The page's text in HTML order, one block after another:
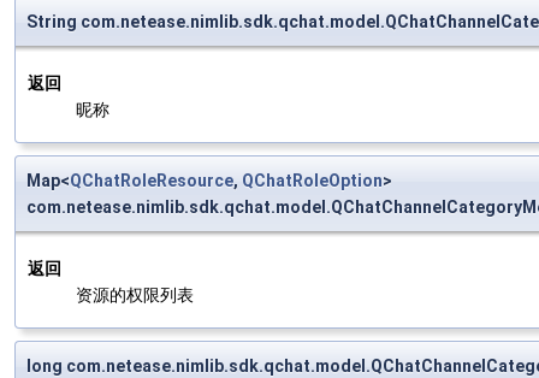
String
返回
昵称
Map<QChatRoleResource, QChatRoleOption>
返回
资源的权限列表
long